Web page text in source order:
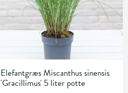
Elefantgræs Miscanthus sinensis
'Gracillimus' 5 liter potte